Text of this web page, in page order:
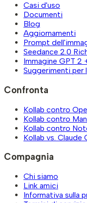
Casi d'uso
Documenti
Blog
Aggiornamenti
Prompt
Seedance 2.0
Immagine GPT 2
Suggerimenti per
Confronta
Kollab contro
Kollab contro
Kollab contro
Kollab vs. Claude
Compagnia
Chi siamo
Link amici
Informativa sulla